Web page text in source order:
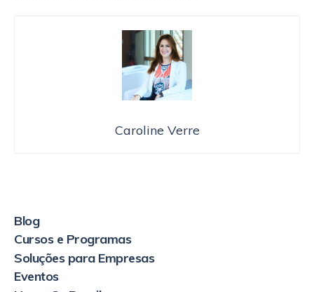
Caroline Verre
Blog
Cursos e Programas
Soluções para Empresas
Eventos